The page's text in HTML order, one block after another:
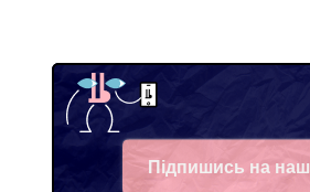
Підпишись на наш
Facebook